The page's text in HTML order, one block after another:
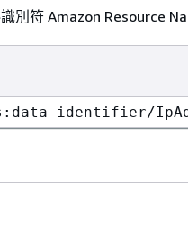
別符 Amazon Resource
identifier/